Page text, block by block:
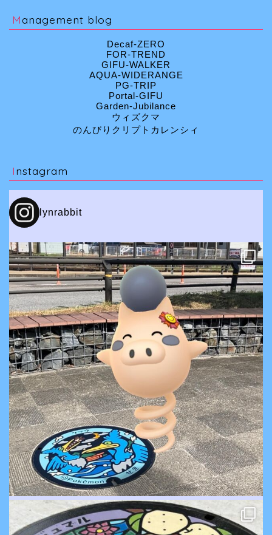
Management blog
Decaf-ZERO
FOR-TREND
GIFU-WALKER
AQUA-WIDERANGE
PG-TRIP
Portal-GIFU
Garden-Jubilance
ウィズクマ
のんびりクリプトカレンシィ
Instagram
lynrabbit